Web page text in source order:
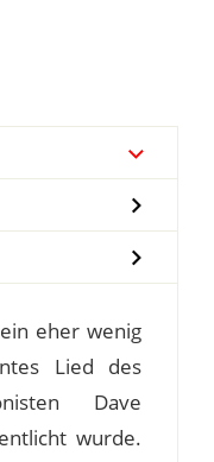
eher wenig
Lied des
Dave
wurde.